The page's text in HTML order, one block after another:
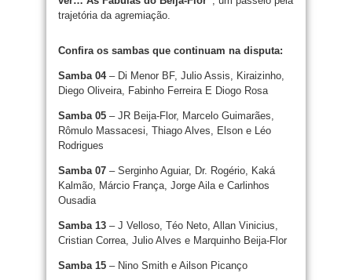
trajetória da agremiação.
Confira os sambas que continuam na disputa:
Samba 04– Di Menor BF, Julio Assis, Kiraizinho,
Diego Oliveira, Fabinho Ferreira E Diogo Rosa
Samba 05 – JR Beija-Flor, Marcelo Guimarães,
Rômulo Massacesi, Thiago Alves, Elson e Léo
Rodrigues
Samba 07 – Serginho Aguiar, Dr. Rogério, Kaká
Kalmão, Márcio França, Jorge Aila e Carlinhos
Ousadia
Samba 13 – J Velloso, Téo Neto, Allan Vinicius,
Cristian Correa, Julio Alves e Marquinho Beija-Flor
Samba 15 – Nino Smith e Ailson Picanço